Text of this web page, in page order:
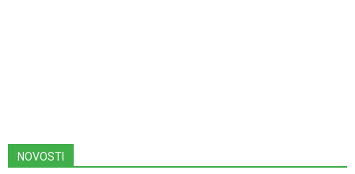
NOVOSTI